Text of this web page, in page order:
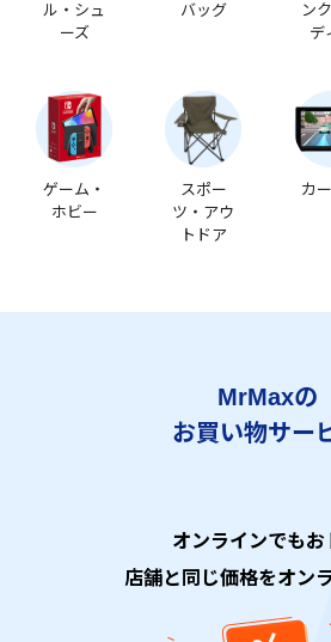
ル・シュ
ーズ
バッグ
ン
デ
ゲーム・
ホビー
スポー
ツ・アウ
トドア
カ
MrMaxの
お買い物サー
オンラインでもお
店舗と同じ価格をオン